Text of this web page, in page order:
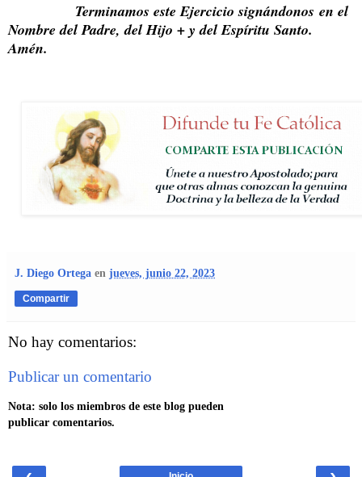
Terminamos este Ejercicio signándonos en el
Nombre del Padre, del Hijo + y del Espíritu Santo.
Amén.
J. Diego Ortega en jueves, junio 22, 2023
Compartir
No hay comentarios:
Publicar un comentario
Nota: solo los miembros de este blog pueden
publicar comentarios.